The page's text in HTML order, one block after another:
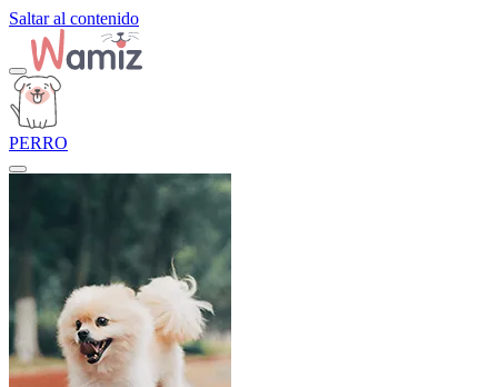
Saltar al contenido
PERRO